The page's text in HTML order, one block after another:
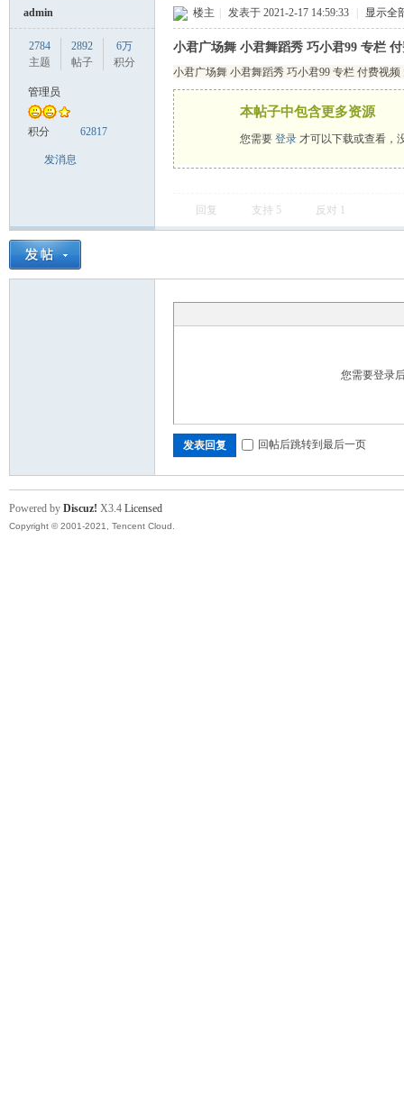
admin
2784
主题
2892
帖子
6万
积分
管理员
积分 62817
发消息
楼主 发表于 2021-2-17 14:59:33 显示全
小君广场舞 小君舞蹈秀 巧小君99 专栏
小君广场舞 小君舞蹈秀 巧小君99 专栏 付费视频
本帖子中包含更多资源
您需要 登录 才可以下载或查看，
回复 支持 5 反对
您需要登录
发表回复 回帖后跳转到最后一页
Powered by Discuz! X3.4 Licensed
Copyright © 2001-2021, Tencent Cloud.